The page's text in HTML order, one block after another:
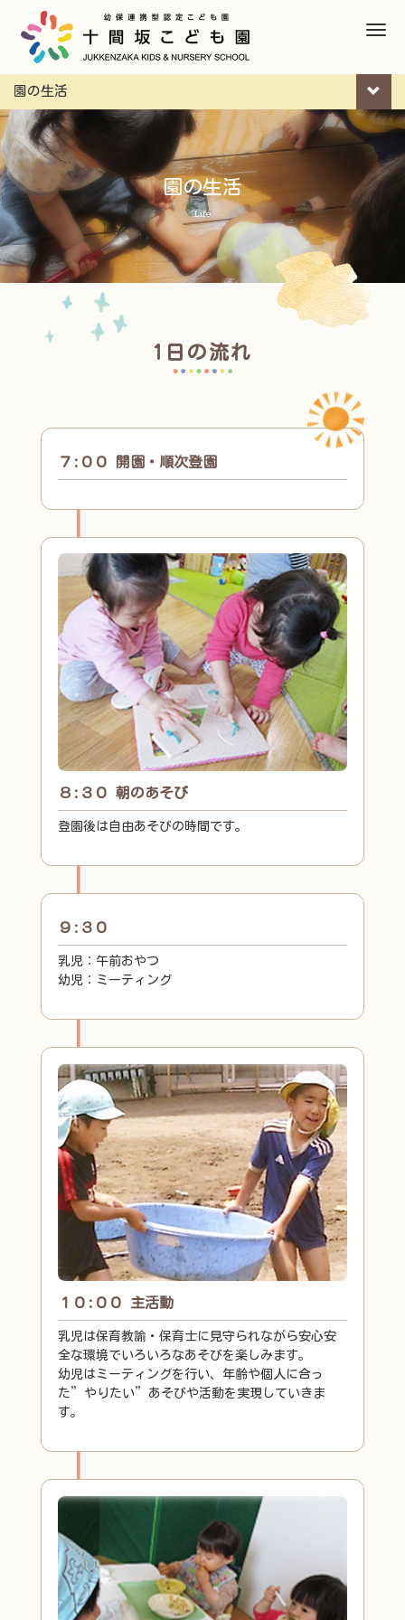
M
n
u
園の生活
園の生活
Life
1日の流れ
７:００ 開園・順次登園
８:３０ 朝のあそび
登園後は自由あそびの時間です。
９:３０
乳児：午前おやつ
幼児：ミーティング
１０:００ 主活動
乳児は保育教諭・保育士に見守られながら安心安
全な環境でいろいろなあそびを楽しみます。
幼児はミーティングを行い、年齢や個人に合っ
た”やりたい”あそびや活動を実現していきま
す。